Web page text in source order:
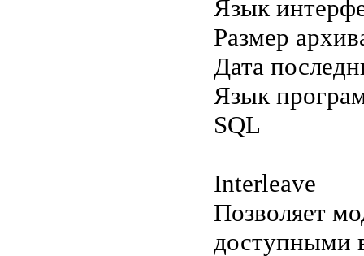
Язык
Размер
Дата
Язык
SQL
Interleave
Позволяет
доступными